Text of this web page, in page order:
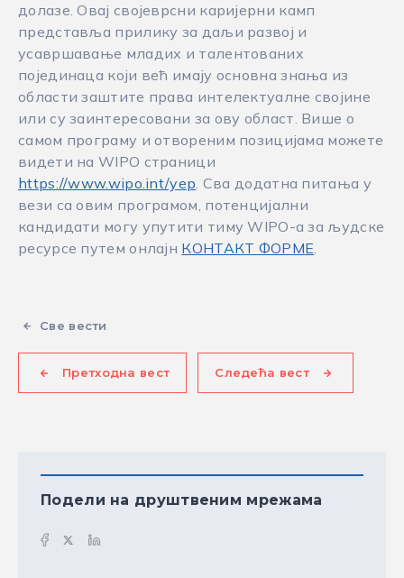
долазе. Овај својеврсни каријерни камп
представља прилику за даљи развој и
усавршавање младих и талентованих
појединаца који већ имају основна знања из
области заштите права интелектуалне својине
или су заинтересовани за ову област. Више о
самом програму и отвореним позицијама можете
видети на WIPO страници
https://www.wipo.int/yep. Сва додатна питања у
вези са овим програмом, потенцијални
кандидати могу упутити тиму WIPO-а за људске
ресурсе путем онлајн КОНТАКТ ФОРМЕ.
Све вести
Претходна вест Следећа вест
Подели на друштвеним мрежама